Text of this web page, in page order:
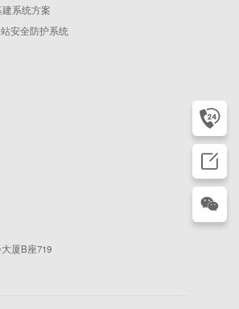
系统方案
安全防护系统
厦B座719